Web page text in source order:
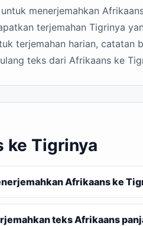
menerjemahkan
terjemahan Tigrinya
terjemahan harian, catatan
teks dari Afrikaans ke
ke Tigrinya
Afrikaans ke
teks Afrikaans